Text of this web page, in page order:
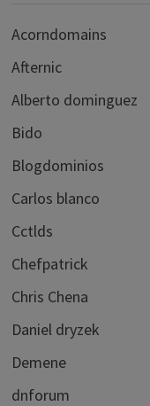
Acorndomains
Afternic
Alberto dominguez
Bido
Blogdominios
Carlos blanco
Cctlds
Chefpatrick
Chris Chena
Daniel dryzek
Demene
dnforum